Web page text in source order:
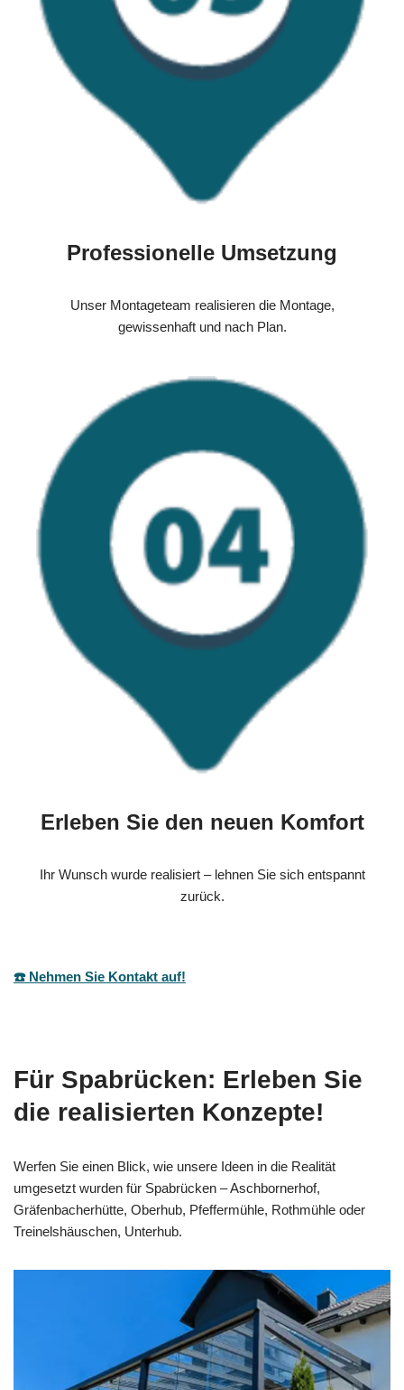
Professionelle Umsetzung
Unser Montageteam realisieren die Montage,
gewissenhaft und nach Plan.
Erleben Sie den neuen Komfort
Ihr Wunsch wurde realisiert – lehnen Sie sich entspannt
zurück.
☎️ Nehmen Sie Kontakt auf!
Für Spabrücken: Erleben Sie
die realisierten Konzepte!
Werfen Sie einen Blick, wie unsere Ideen in die Realität
umgesetzt wurden für Spabrücken – Aschbornerhof,
Gräfenbacherhütte, Oberhub, Pfeffermühle, Rothmühle oder
Treinelshäuschen, Unterhub.